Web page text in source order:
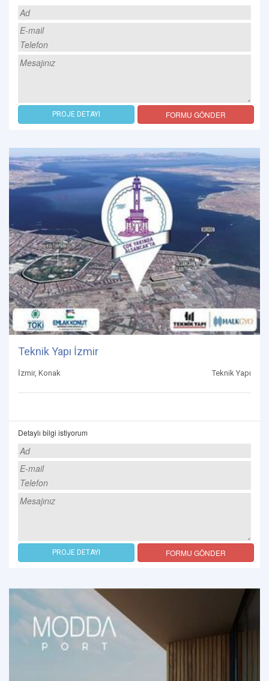
PROJE DETAYI FORMU GÖNDER
Teknik Yapı İzmir
İzmir, Konak Teknik Yapı
Detaylı bilgi istiyorum
PROJE DETAYI FORMU GÖNDER